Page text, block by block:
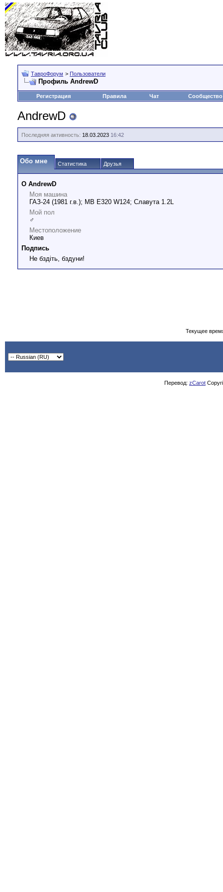
ТавроФорум > Пользователи
Профиль AndrewD
Регистрация Правила Чат Сообщество
AndrewD
Последняя активность: 18.03.2023 16:42
Обо мне Статистика Друзья
О AndrewD
Моя машина
ГАЗ-24 (1981 г.в.); MB E320 W124; Славута 1.2L
Мой пол
♂
Местоположение
Киев
Подпись
Не бздіть, бздуни!
Текущее
Перевод: zCarot